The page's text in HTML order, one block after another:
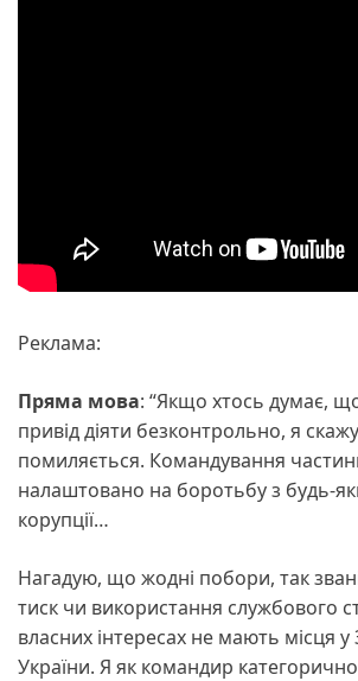
Реклама:
Пряма мова: “Якщо хтось думає,
привід діяти безконтрольно, я
помиляється. Командування
налаштовано на боротьбу з будь-
корупції…
Нагадую, що жодні побори, так звані
тиск чи використання службового
власних інтересах не мають місця
України. Я як командир